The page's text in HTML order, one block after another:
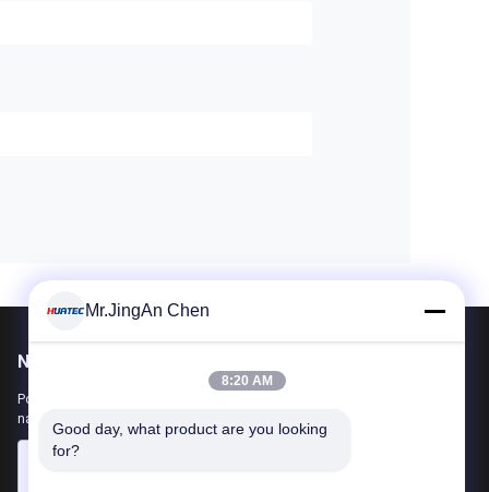
Napisz do nas
Poinformuj nas o swoich wymaganiach. Połączymy z Tobą
najlepsze produkty.
Mr.JingAn Chen
8:20 AM
Good day, what product are you looking
for?